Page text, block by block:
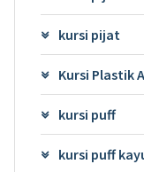
kursi pijat
Kursi Plastik
kursi puff
kursi puff